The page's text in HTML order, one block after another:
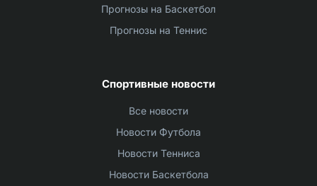
Прогнозы на Баскетбол
Прогнозы на Теннис
Спортивные новости
Все новости
Новости Футбола
Новости Тенниса
Новости Баскетбола